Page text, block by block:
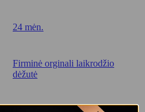
24 mėn.
Firminė orginali laikrodžio
dėžutė